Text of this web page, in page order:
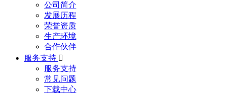
公司简介
发展历程
荣誉资质
生产环境
合作伙伴
服务支持 
服务支持
常见问题
下载中心